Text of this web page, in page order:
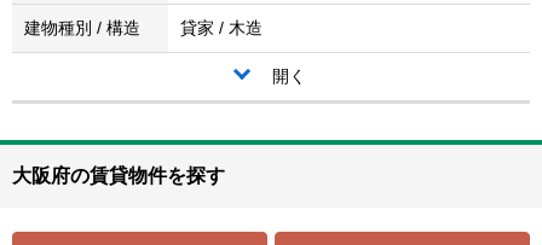
建物種別 / 構造 貸家 / 木造
開く
大阪府の賃貸物件を探す